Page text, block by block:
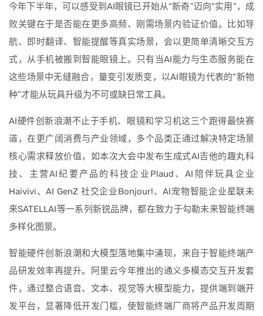
今年下半年，可以感受到AI眼镜已开始从“新奇”迈向“实用”，成
败关键在于是否能在更多高频、刚需场景内验证价值。比如导
航、即时翻译、智能提醒等真实场景，会以更简单清晰交互方
式，从手机被搬到智能眼镜上。只有当AI能力与生态服务能在
这些场景中无缝融合，量变引发质变，以AI眼镜为代表的“新物
种”才能从玩具升级为不可或缺日常工具。
AI硬件创新浪潮不止于手机、眼镜和学习机这三个跑得最快赛
道，在更广阔消费与产业领域，多个品类正通过解决特定场景
核心需求释放价值，如本次大会中发布生成式AI吉他的趣丸科
技、主营AI纪要产品的科技企业Plaud、AI陪伴玩具企业
Haivivi、AI GenZ 社交企业Bonjour!、AI宠物智能企业星联未
来SATELLAI等一系列新锐品牌，都在致力于勾勒未来智能终端
多样化图景。
智能硬件创新浪潮和大模型落地集中涌现，来自于智能终端产
品研发效率再提升。阿里云今年推出的通义多模态交互开发套
件，通过整合语音、文本、视觉等大模型能力，提供端到端开
发平台，显著降低开发门槛，使智能终端厂商将产品开发周期